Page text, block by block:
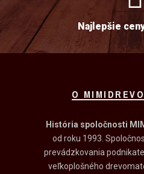
Najlepšie
O
História spoločnosti
od roku 1993.
prevádzkovania
veľkoplošného